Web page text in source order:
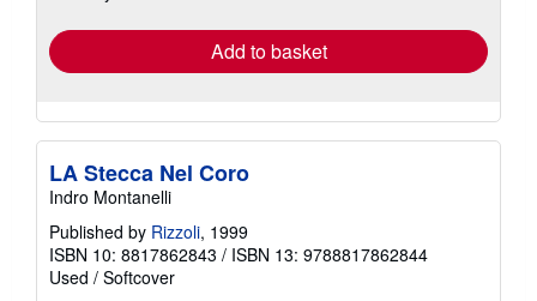
Add to basket
LA Stecca Nel Coro
Indro Montanelli
Published by Rizzoli, 1999
ISBN 10: 8817862843 / ISBN 13: 9788817862844
Used / Softcover